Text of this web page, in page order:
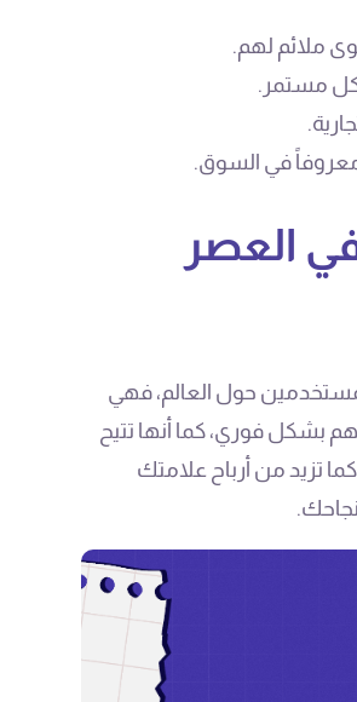
ملائم لهم.
مستمر.
معروفاً في السوق.
العصر
حول العالم، فهي
بشكل فوري، كما أنها تتيح
تزيد من أرباح علامتك